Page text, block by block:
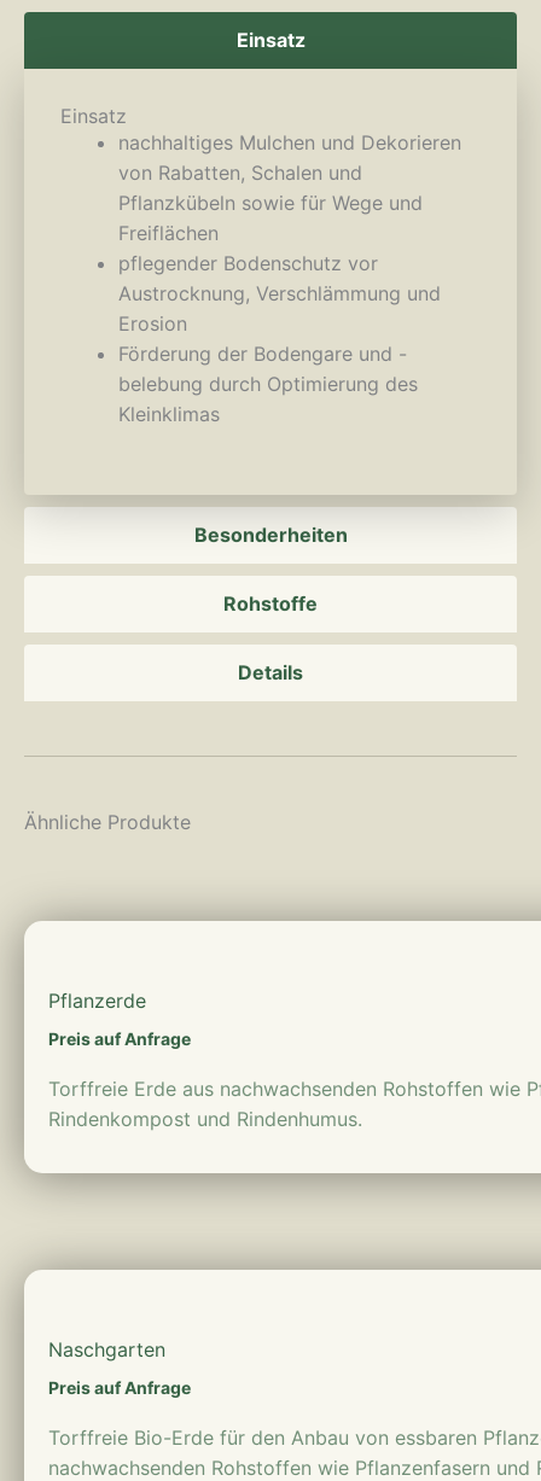
Einsatz
Besonderheiten
Rohstoffe
Details
Einsatz
nachhaltiges Mulchen und Dekorieren
von Rabatten, Schalen und
Pflanzkübeln sowie für Wege und
Freiflächen
pflegender Bodenschutz vor
Austrocknung, Verschlämmung und
Erosion
Förderung der Bodengare und -
belebung durch Optimierung des
Kleinklimas
Ähnliche Produkte
Pflanzerde
Preis auf Anfrage
Torffreie Erde aus nachwachsenden Rohstoffen wie
Rindenkompost und Rindenhumus.
Naschgarten
Preis auf Anfrage
Torffreie Bio-Erde für den Anbau von essbaren
nachwachsenden Rohstoffen wie Pflanzenfasern und